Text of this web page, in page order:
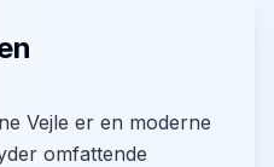
Vejle er en moderne
omfattende